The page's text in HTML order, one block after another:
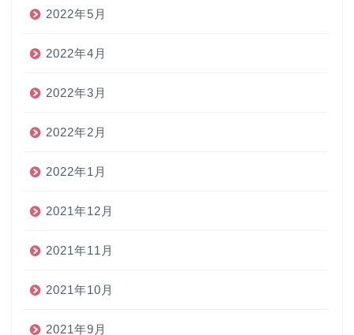
2022年5月
2022年4月
2022年3月
2022年2月
2022年1月
2021年12月
2021年11月
2021年10月
2021年9月